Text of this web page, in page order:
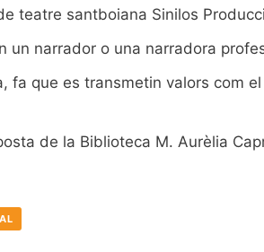
teatre santboiana Sinilos
un narrador o una narradora
fa que es transmetin valors com
de la Biblioteca M. Aurèlia